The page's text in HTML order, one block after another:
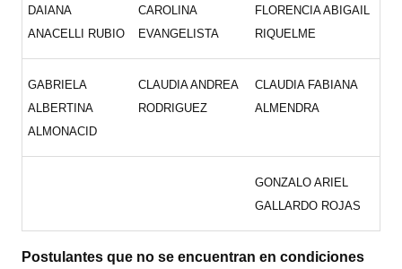
DAIANA
ANACELLI RUBIO
CAROLINA
EVANGELISTA
FLORENCIA ABIGAIL
RIQUELME
GABRIELA
ALBERTINA
ALMONACID
CLAUDIA ANDREA
RODRIGUEZ
CLAUDIA FABIANA
ALMENDRA
GONZALO ARIEL
GALLARDO ROJAS
Postulantes que no se encuentran en condiciones